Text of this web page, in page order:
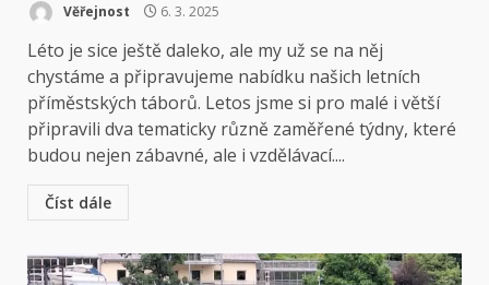
Věřejnost 6. 3. 2025
Léto je sice ještě daleko, ale my už se na něj
chystáme a připravujeme nabídku našich letních
příměstských táborů. Letos jsme si pro malé i větší
připravili dva tematicky různě zaměřené týdny, které
budou nejen zábavné, ale i vzdělávací....
Číst dále